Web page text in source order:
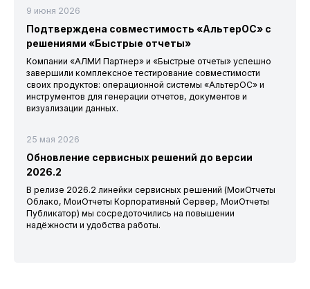
9 июня 2026
Подтверждена совместимость «АльтерОС» с
решениями «Быстрые отчеты»
Компании «АЛМИ Партнер» и «Быстрые отчеты» успешно
завершили комплексное тестирование совместимости
своих продуктов: операционной системы «АльтерОС» и
инструментов для генерации отчетов, документов и
визуализации данных.
25 мая 2026
Обновление сервисных решений до версии
2026.2
В релизе 2026.2 линейки сервисных решений (МоиОтчеты
Облако, МоиОтчеты Корпоративный Сервер, МоиОтчеты
Публикатор) мы сосредоточились на повышении
надёжности и удобства работы.